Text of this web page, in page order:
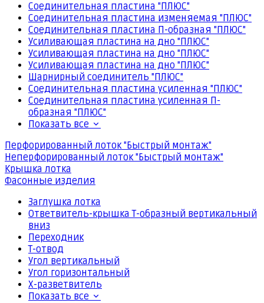
Соединительная пластина "ПЛЮС"
Соединительная пластина изменяемая "ПЛЮС"
Соединительная пластина П-образная "ПЛЮС"
Усиливающая пластина на дно "ПЛЮС"
Усиливающая пластина на дно "ПЛЮС"
Усиливающая пластина на дно "ПЛЮС"
Шарнирный соединитель "ПЛЮС"
Соединительная пластина усиленная "ПЛЮС"
Соединительная пластина усиленная П-
образная "ПЛЮС"
Показать все
Перфорированный лоток "Быстрый монтаж"
Неперфорированный лоток "Быстрый монтаж"
Крышка лотка
Фасонные изделия
Заглушка лотка
Ответвитель-крышка Т-образный вертикальный
вниз
Переходник
Т-отвод
Угол вертикальный
Угол горизонтальный
Х-разветвитель
Показать все